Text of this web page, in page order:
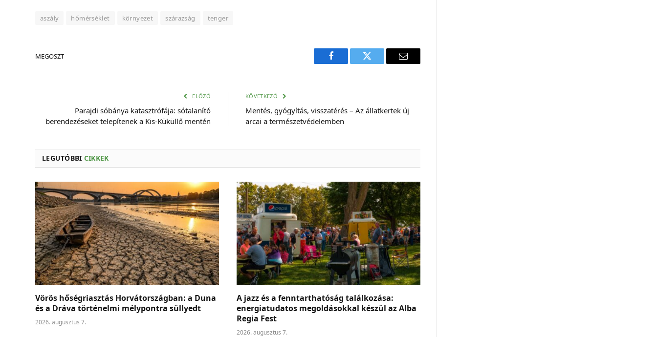
aszály hőmérséklet környezet szárazság tenger
MEGOSZT
Facebook Twitter
E-
ELŐZŐ
Parajdi sóbánya katasztrófája: sótalanító
berendezéseket telepítenek a Kis-Küküllő mentén
KÖVETKEZŐ
Mentés, gyógyítás, visszatérés – Az állatkertek új
arcai a természetvédelemben
LEGUTÓBBI CIKKEK
Vörös hőségriasztás Horvátországban: a Duna
és a Dráva történelmi mélypontra süllyedt
2026. augusztus 7.
A jazz és a fenntarthatóság találkozása:
energiatudatos megoldásokkal készül az Alba
Regia Fest
2026. augusztus 7.